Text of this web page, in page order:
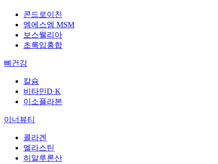
콘드로이친
엠에스엠 MSM
보스웰리아
초록입홍합
뼈건강
칼슘
비타민D·K
이소플라본
이너뷰티
콜라겐
엘라스틴
히알루론산